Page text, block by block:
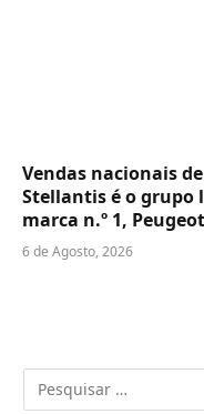
Vendas nacionais
Stellantis é o grupo
marca n.º 1,
6 de Agosto, 2026